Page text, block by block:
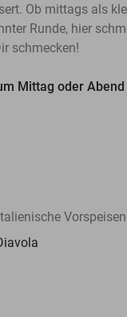
Ob mittags als
Runde, hier
schmecken!
Mittag oder Abend
Vorspeisen